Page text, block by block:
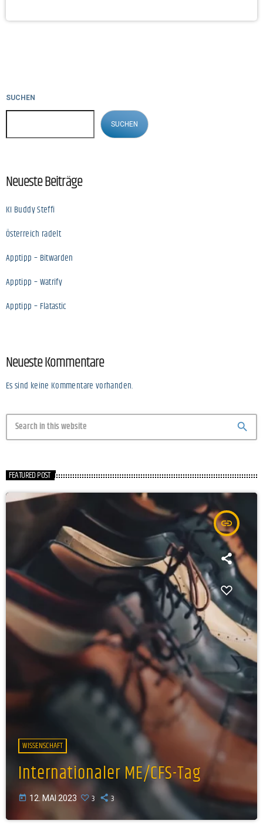
SUCHEN
SUCHEN
Neueste Beiträge
KI Buddy Steffi
Österreich radelt
Apptipp – Bitwarden
Apptipp – Watrify
Apptipp – Flatastic
Neueste Kommentare
Es sind keine Kommentare vorhanden.
search
FEATURED POST
insert_link
WISSENSCHAFT
Internationaler ME/CFS-Tag
today 12. MAI 2023 3 3